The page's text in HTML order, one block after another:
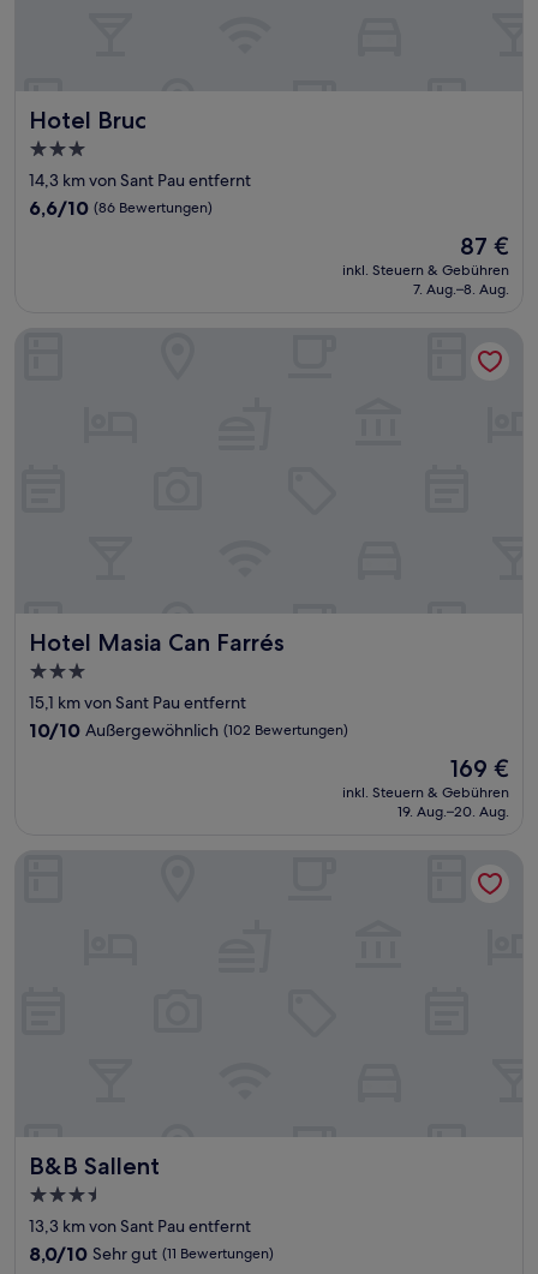
Hotel Bruc
Hotel Bruc
3.0-
Sterne-
Unterkunft
14,3 km von Sant Pau entfernt
6.6
6,6/10 (86 Bewertungen)
Der
Preis
beträgt
87 €
inkl. Steuern & Gebühren
7. Aug.–8. Aug.
Hotel Masia Can Farrés
Hotel Masia Can Farrés
3.0-
Sterne-
Unterkunft
15,1 km von Sant Pau entfernt
10.0
10/10 Außergewöhnlich (102 Bewertungen)
Der
Preis
beträgt
169 €
inkl. Steuern & Gebühren
19. Aug.–20. Aug.
Hotel Masia Can Farrés
B&B Sallent
B&B Sallent
3.5-
Sterne-
Unterkunft
13,3 km von Sant Pau entfernt
8.0
8,0/10 Sehr gut (11 Bewertungen)